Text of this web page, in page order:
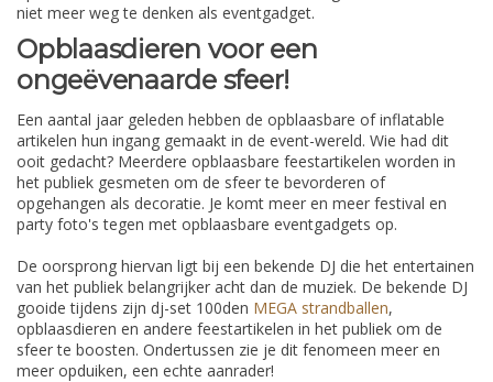
niet meer weg te denken als eventgadget.
Opblaasdieren voor een
ongeëvenaarde sfeer!
Een aantal jaar geleden hebben de opblaasbare of inflatable
artikelen hun ingang gemaakt in de event-wereld. Wie had dit
ooit gedacht? Meerdere opblaasbare feestartikelen worden in
het publiek gesmeten om de sfeer te bevorderen of
opgehangen als decoratie. Je komt meer en meer festival en
party foto's tegen met opblaasbare eventgadgets op.
De oorsprong hiervan ligt bij een bekende DJ die het entertainen
van het publiek belangrijker acht dan de muziek. De bekende DJ
gooide tijdens zijn dj-set 100den MEGA strandballen,
opblaasdieren en andere feestartikelen in het publiek om de
sfeer te boosten. Ondertussen zie je dit fenomeen meer en
meer opduiken, een echte aanrader!